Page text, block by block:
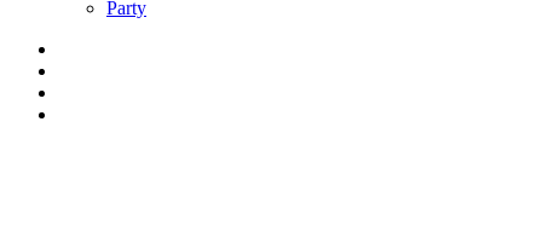
Party